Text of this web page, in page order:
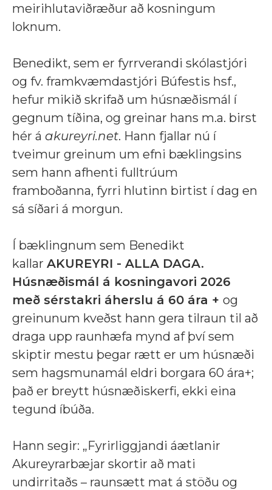
meirihlutaviðræður að kosningum
loknum.
Benedikt, sem er fyrrverandi skólastjóri
og fv. framkvæmdastjóri Búfestis hsf.,
hefur mikið skrifað um húsnæðismál í
gegnum tíðina, og greinar hans m.a. birst
hér á akureyri.net. Hann fjallar nú í
tveimur greinum um efni bæklingsins
sem hann afhenti fulltrúum
framboðanna, fyrri hlutinn birtist í dag en
sá síðari á morgun.
Í bæklingnum sem Benedikt
kallar AKUREYRI - ALLA DAGA.
Húsnæðismál á kosningavori 2026
með sérstakri áherslu á 60 ára + og
greinunum kveðst hann gera tilraun til að
draga upp raunhæfa mynd af því sem
skiptir mestu þegar rætt er um húsnæði
sem hagsmunamál eldri borgara 60 ára+;
það er breytt húsnæðiskerfi, ekki eina
tegund íbúða.
Hann segir: „Fyrirliggjandi áætlanir
Akureyrarbæjar skortir að mati
undirritaðs – raunsætt mat á stöðu og